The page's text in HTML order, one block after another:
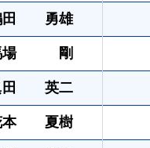
田 勇雄
場 剛
田 英二
本 夏樹